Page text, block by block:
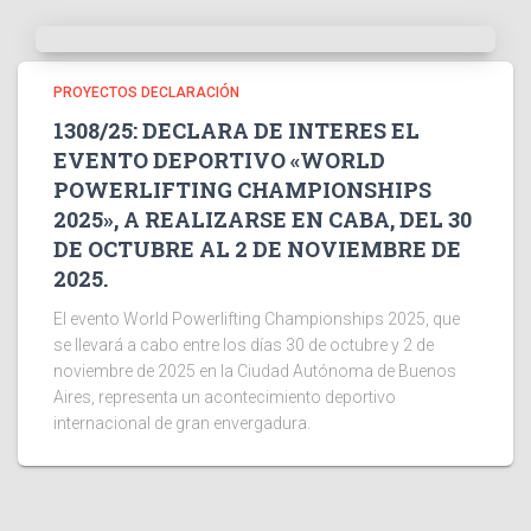
PROYECTOS DECLARACIÓN
1308/25: DECLARA DE INTERES EL
EVENTO DEPORTIVO «WORLD
POWERLIFTING CHAMPIONSHIPS
2025», A REALIZARSE EN CABA, DEL 30
DE OCTUBRE AL 2 DE NOVIEMBRE DE
2025.
El evento World Powerlifting Championships 2025, que
se llevará a cabo entre los días 30 de octubre y 2 de
noviembre de 2025 en la Ciudad Autónoma de Buenos
Aires, representa un acontecimiento deportivo
internacional de gran envergadura.